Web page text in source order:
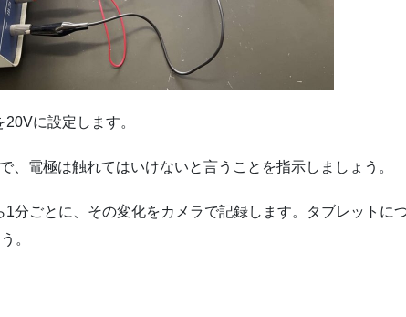
に設定します。
、電極は触れてはいけないと言うことを指示しましょう。
1分ごとに、その変化をカメラで記録します。タブレットに
。